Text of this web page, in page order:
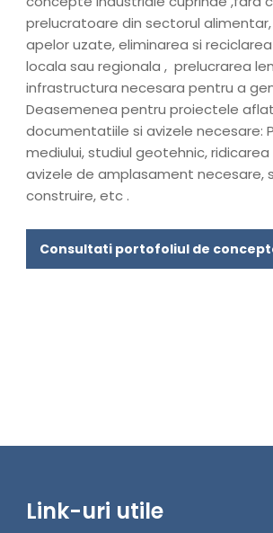
prelucratoare din sectorul
apelor uzate, eliminarea si
locala sau regionala , prelucrarea
infrastructura necesara pentru a
Deasemenea pentru proiectele
documentatiile si avizele necesare:
mediului, studiul geotehnic,
avizele de amplasament necesare,
construire, etc .
Consultati portofoliul de
Link-uri utile